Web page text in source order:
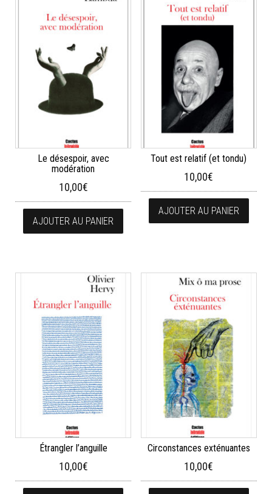
Le désespoir, avec
modération
10,00€
AJOUTER AU PANIER
Tout est relatif (et tondu)
10,00€
AJOUTER AU PANIER
Étrangler l’anguille
10,00€
Circonstances exténuantes
10,00€